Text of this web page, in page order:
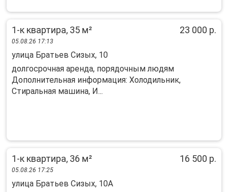
1-к квартира, 35 м² 23 000 р.
05.08.26 17:13
улица Братьев Сизых, 10
долгосрочная аренда, порядочным людям
Дополнительная информация: Холодильник,
Стиральная машина, И...
1-к квартира, 36 м² 16 500 р.
05.08.26 17:25
улица Братьев Сизых, 10А